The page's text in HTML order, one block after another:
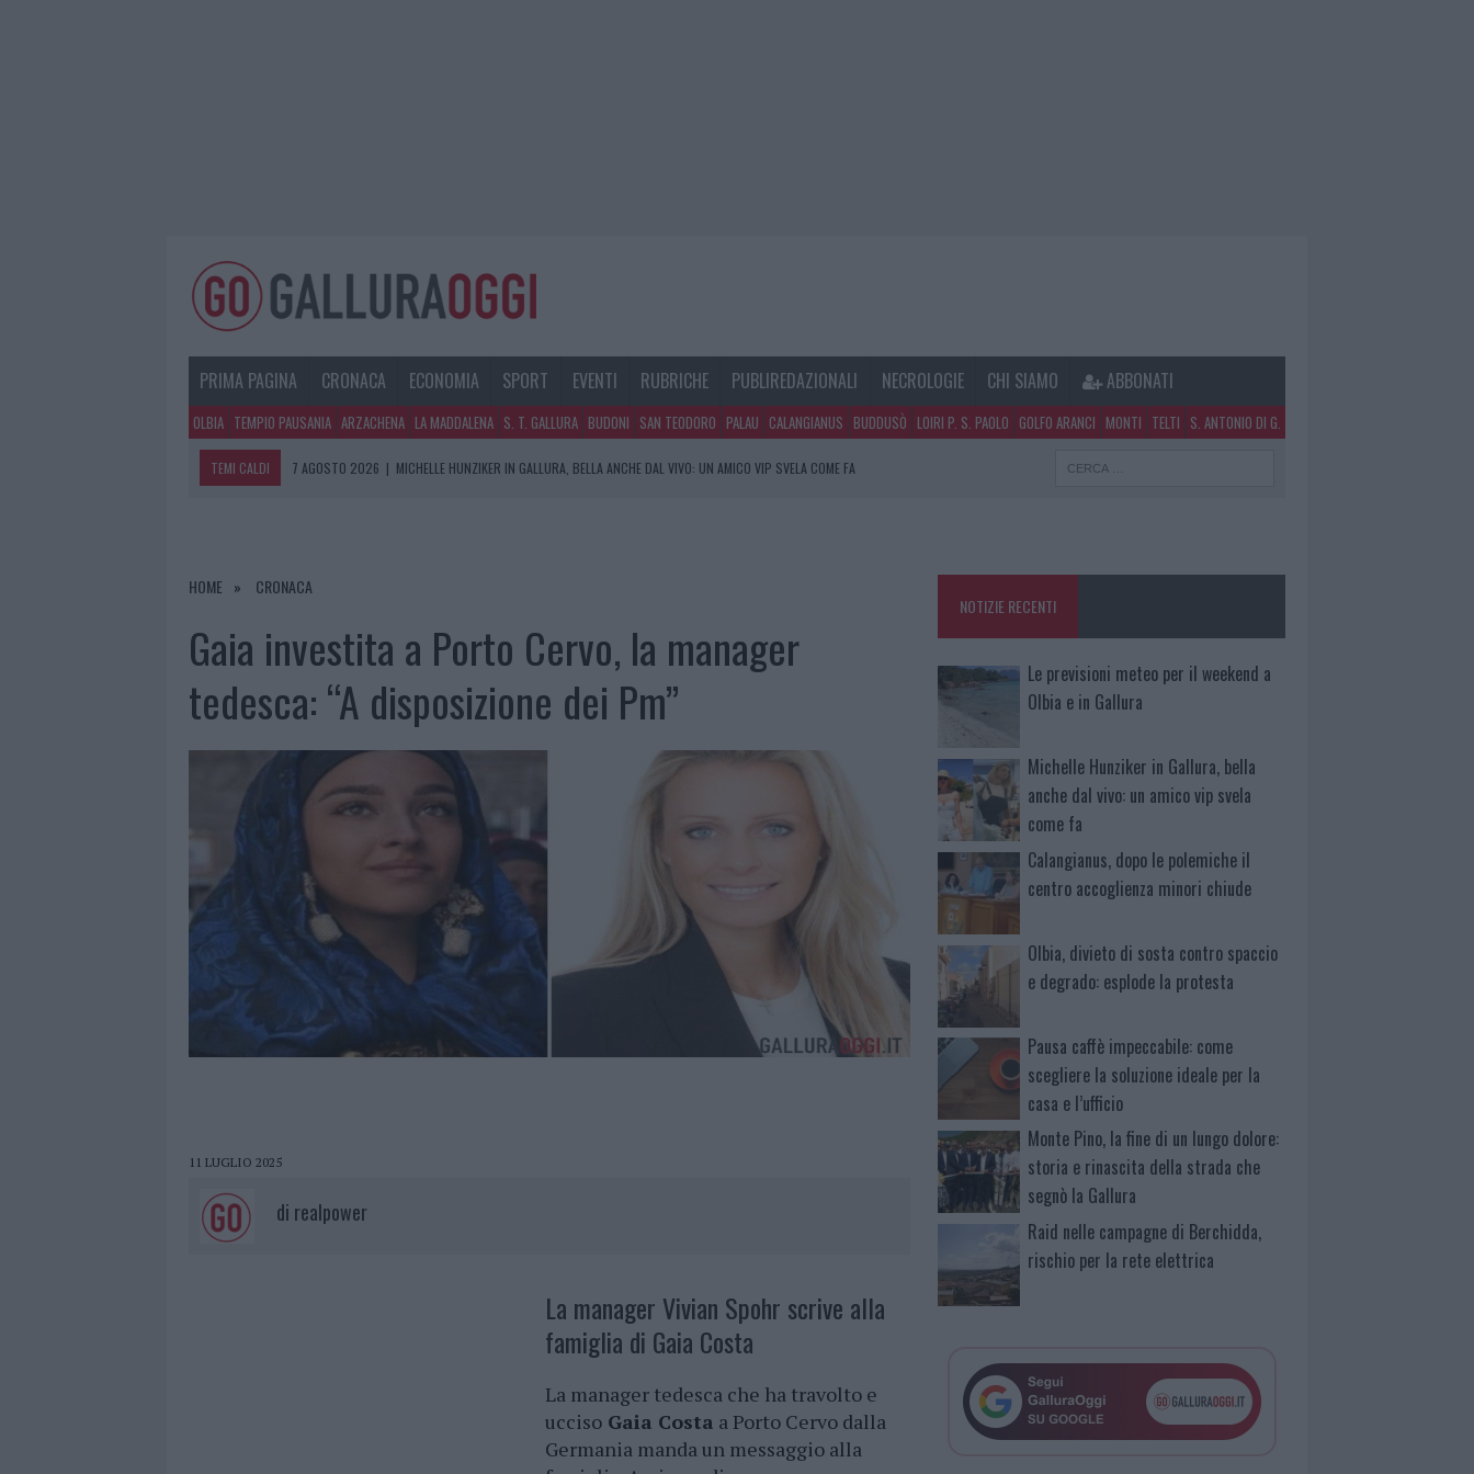
PRIMA PAGINA CRONACA ECONOMIA SPORT EVENTI RUBRICHE PUBLIREDAZIONALI NECROLOGIE CHI SIAMO ABBONATI
OLBIA TEMPIO PAUSANIA ARZACHENA LA MADDALENA S. T. GALLURA BUDONI SAN TEODORO PALAU CALANGIANUS BUDDUSÒ LOIRI P. S. PAOLO GOLFO ARANCI MONTI TELTI S. ANTONIO DI G.
TEMI CALDI 7 AGOSTO 2026 | MICHELLE HUNZIKER IN GALLURA, BELLA ANCHE DAL VIVO: UN AMICO VIP SVELA COME FA
7 AGOSTO 2026
|
HOME CRONACA
Gaia investita a Porto Cervo, la manager
tedesca: “A disposizione dei Pm”
11 LUGLIO 2025
di realpower
La manager Vivian Spohr scrive alla
famiglia di Gaia Costa
La manager tedesca che ha travolto e
ucciso Gaia Costa a Porto Cervo dalla
Germania manda un messaggio alla
NOTIZIE RECENTI
Le previsioni meteo per il weekend a
Olbia e in Gallura
Michelle Hunziker in Gallura, bella
anche dal vivo: un amico vip svela
come fa
Calangianus, dopo le polemiche il
centro accoglienza minori chiude
Olbia, divieto di sosta contro spaccio
e degrado: esplode la protesta
Pausa caffè impeccabile: come
scegliere la soluzione ideale per la
casa e l’ufficio
Monte Pino, la fine di un lungo dolore:
storia e rinascita della strada che
segnò la Gallura
Raid nelle campagne di Berchidda,
rischio per la rete elettrica